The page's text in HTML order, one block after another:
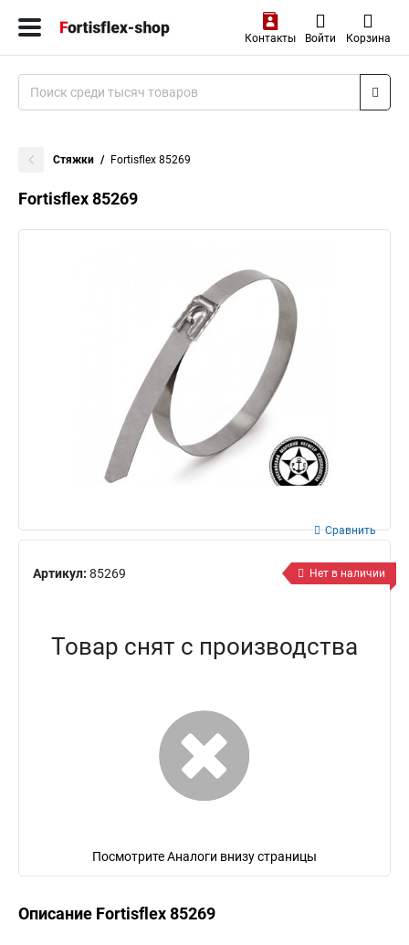
Контакты Войти Корзина
Стяжки Fortisflex 85269
Fortisflex 85269
Артикул: 85269
Сравнить
Нет в наличии
Товар снят с производства
Посмотрите Аналоги внизу страницы
Описание Fortisflex 85269